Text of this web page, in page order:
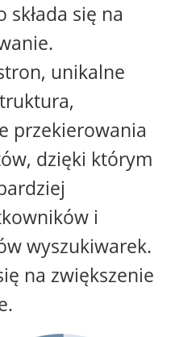
się na
unikalne
przekierowania
dzięki którym
i
wyszukiwarek.
na zwiększenie